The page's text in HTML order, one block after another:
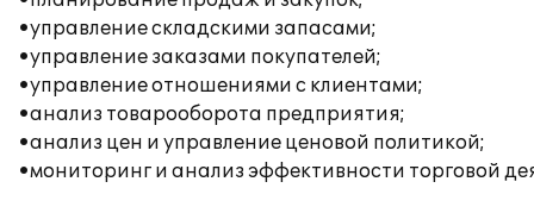
•управление складскими запасами;
•управление заказами покупателей;
•управление отношениями с клиентами;
•анализ товарооборота предприятия;
•анализ цен и управление ценовой политикой;
•мониторинг и анализ эффективности торговой